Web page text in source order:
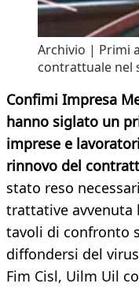
Archivio | Primi
contrattuale nel
Confimi Impresa
hanno siglato un
imprese e
rinnovo del
stato reso
trattative avvenuta
tavoli di confronto
diffondersi del
Fim Cisl, Uilm Uil